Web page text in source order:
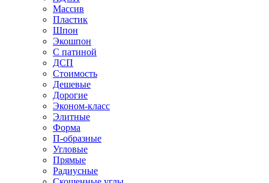
Массив
Пластик
Шпон
Экошпон
С патиной
ДСП
Стоимость
Дешевые
Дорогие
Эконом-класс
Элитные
Форма
П-образные
Угловые
Прямые
Радиусные